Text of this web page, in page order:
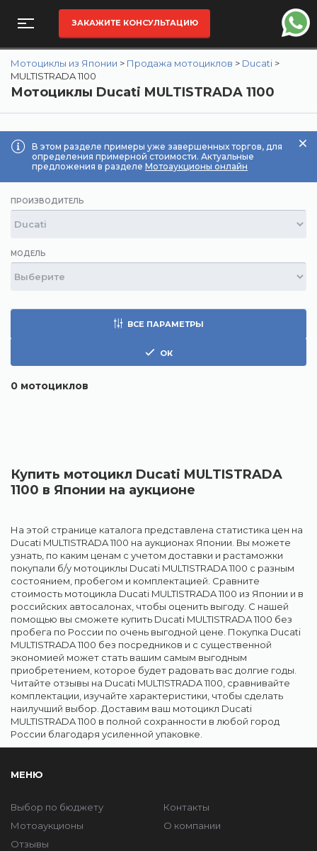
ЗАКАЖИТЕ КОНСУЛЬТАЦИЮ
Мотоциклы из Японии > Продажа мотоциклов > Ducati >
MULTISTRADA 1100
Мотоциклы Ducati MULTISTRADA 1100
В этом разделе примеры уже завершенных торгов, для
определения примерной стоимости. Актуальные
предложения в разделе Мотоаукционы онлайн
ПРОИЗВОДИТЕЛЬ
МОДЕЛЬ
ВСЕ ПАРАМЕТРЫ
ОК
0 мотоциклов
Купить мотоцикл Ducati MULTISTRADA
1100 в Японии на аукционе
На этой странице каталога представлена статистика цен на
Ducati MULTISTRADA 1100 на аукционах Японии. Вы можете
узнать, по каким ценам с учетом доставки и растаможки
покупали б/у мотоциклы Ducati MULTISTRADA 1100 с разным
состоянием, пробегом и комплектацией. Сравните
стоимость мотоцикла Ducati MULTISTRADA 1100 из Японии и в
российских автосалонах, чтобы оценить выгоду. С нашей
помощью вы сможете купить Ducati MULTISTRADA 1100 без
пробега по России по очень выгодной цене. Покупка Ducati
MULTISTRADA 1100 без посредников и с существенной
экономией может стать вашим самым выгодным
приобретением, которое будет радовать вас долгие годы.
Читайте отзывы на Ducati MULTISTRADA 1100, сравнивайте
комплектации, изучайте характеристики, чтобы сделать
наилучший выбор. Доставим ваш мотоцикл Ducati
MULTISTRADA 1100 в полной сохранности в любой город
России благодаря усиленной упаковке.
МЕНЮ
Выбор по бюджету
Мотоаукционы
Отзывы
Контакты
О компании